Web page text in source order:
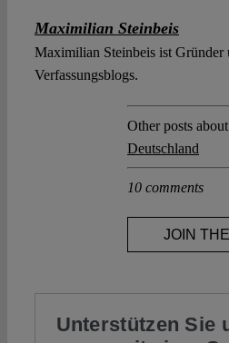
Maximilian Steinbeis
Maximilian Steinbeis ist Gründer
Verfassungsblogs.
Other posts
Deutschland
10 comments
JOIN
Unterstützen Sie